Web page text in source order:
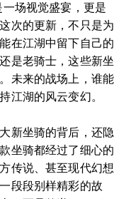
一场视觉盛宴，更是
次的更新，不只是为
在江湖中留下自己的
是老骑士，这些新坐
未来的战场上，谁能
江湖的风云变幻。
新坐骑的背后，还隐
坐骑都经过了细心的
传说、甚至现代幻想
段段别样精彩的故